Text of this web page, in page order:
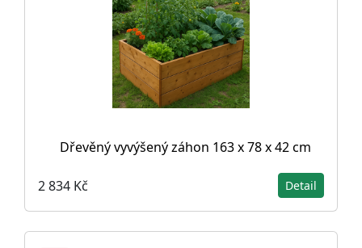
Dřevěný vyvýšený záhon 163 x 78 x 42 cm
2 834 Kč Detail